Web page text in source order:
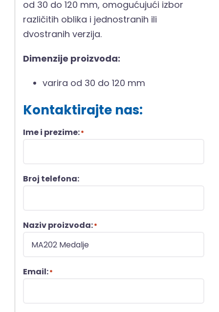
od 30 do 120 mm, omogućujući izbor
različitih oblika i jednostranih ili
dvostranih verzija.
Dimenzije proizvoda:
varira od 30 do 120 mm
Kontaktirajte nas:
Ime i prezime:*
Broj telefona:
Naziv proizvoda:*
Email:*